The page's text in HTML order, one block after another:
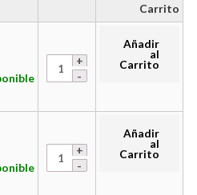
Carrito
Añadir
al
Carrito
Añadir
al
Carrito